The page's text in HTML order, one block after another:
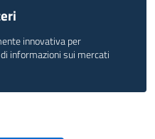
innovativa per
informazioni sui mercati